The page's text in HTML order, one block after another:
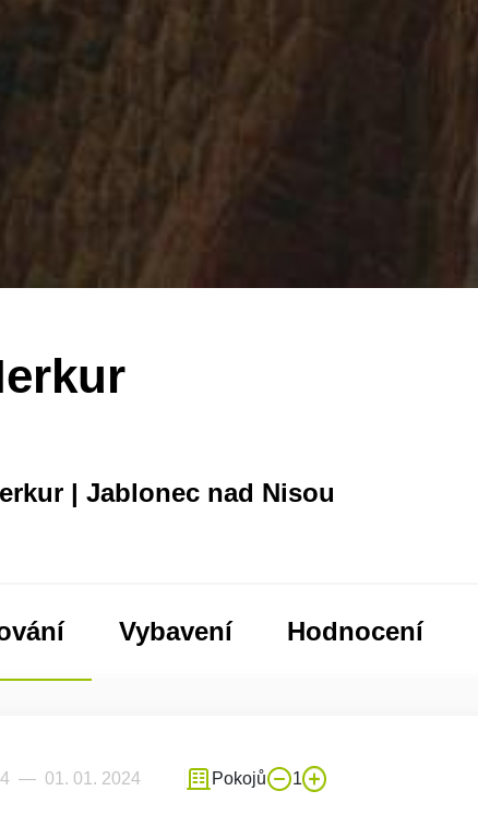
| Jablonec nad Nisou
Vybavení Hodnocení
Pokojů 1